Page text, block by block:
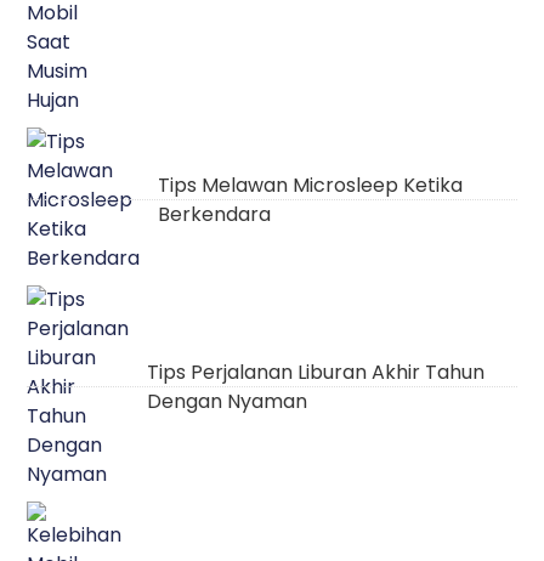
Tips Melawan Microsleep Ketika
Berkendara
Tips Perjalanan Liburan Akhir Tahun
Dengan Nyaman